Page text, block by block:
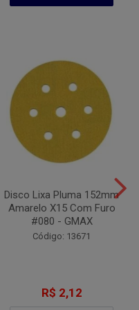
Disco Lixa Pluma 152mm
Amarelo X15 Com Furo
#080 - GMAX
Código: 13671
R$ 2,12